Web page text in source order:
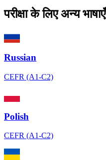
परीक्षा के लिए अन्य भाषाएँ
Russian
CEFR (A1-C2)
Polish
CEFR (A1-C2)